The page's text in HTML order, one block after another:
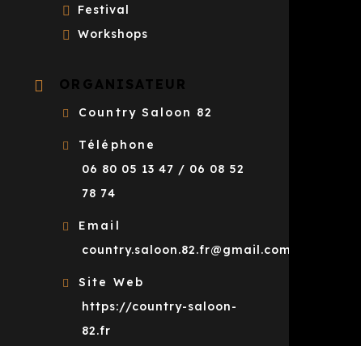
Festival
Workshops
ORGANISATEUR
Country Saloon 82
Téléphone
06 80 05 13 47 / 06 08 52
78 74
Email
country.saloon.82.fr@gmail.com
Site Web
https://country-saloon-
82.fr